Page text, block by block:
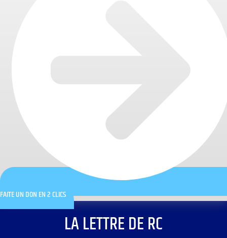
FAITE UN DON EN 2 CLICS
LA LETTRE DE RC